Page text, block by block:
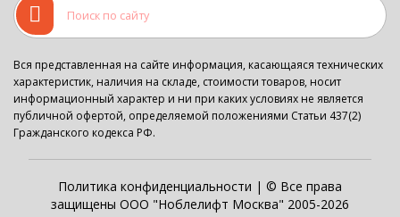
Вся представленная на сайте информация, касающаяся технических
характеристик, наличия на складе, стоимости товаров, носит
информационный характер и ни при каких условиях не является
публичной офертой, определяемой положениями Статьи 437(2)
Гражданского кодекса РФ.
Политика конфиденциальности | © Все права
защищены ООО "Ноблелифт Москва" 2005-2026